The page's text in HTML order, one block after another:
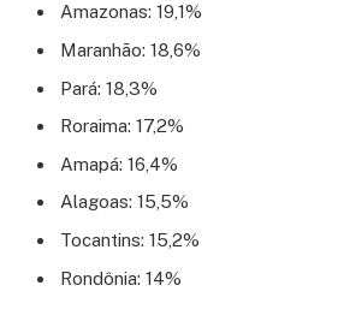
Amazonas: 19,1%
Maranhão: 18,6%
Pará: 18,3%
Roraima: 17,2%
Amapá: 16,4%
Alagoas: 15,5%
Tocantins: 15,2%
Rondônia: 14%